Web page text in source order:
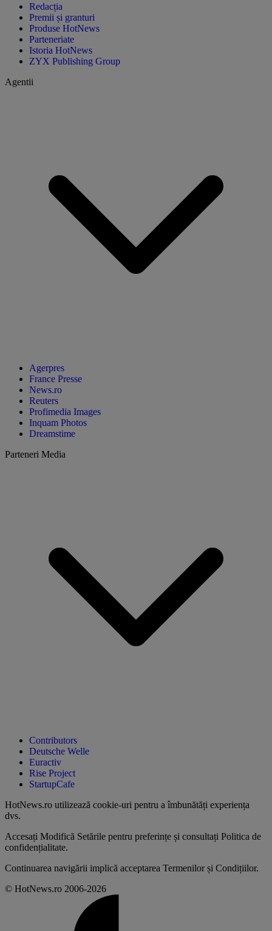
Redacția
Premii și granturi
Produse HotNews
Parteneriate
Istoria HotNews
ZYX Publishing Group
Agentii
Agerpres
France Presse
News.ro
Reuters
Profimedia Images
Inquam Photos
Dreamstime
Parteneri Media
Contributors
Deutsche Welle
Euractiv
Rise Project
StartupCafe
HotNews.ro utilizează cookie-uri pentru a îmbunătăți experiența
dvs.
Accesați Modifică Setările pentru preferințe și consultați Politica de
confidențialitate.
Continuarea navigării implică acceptarea Termenilor și Condițiilor.
© HotNews.ro 2006-2026